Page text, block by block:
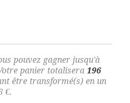
pouvez gagner jusqu'à
panier totalisera 196
être transformé(s) en un
€.